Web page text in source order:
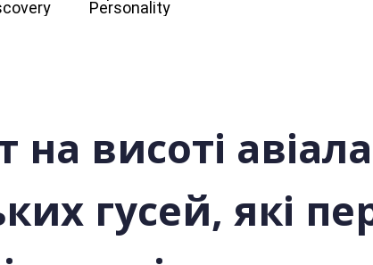
на висоті
гусей, які